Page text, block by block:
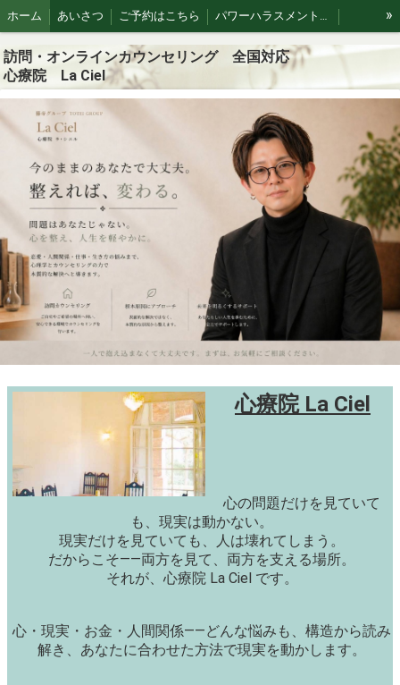
ホーム あいさつ ご予約はこちら パワーハラスメントや職場トラブル
精神疾患について カウンセラー紹介
注目情報 フローカウンセリング
»
訪問・オンラインカウンセリング 全国対応
心療院 La Ciel
心療院 La Ciel
心の問題だけを見ていて
も、現実は動かない。
現実だけを見ていても、人は壊れてしまう。
だからこそ——両方を見て、両方を支える場所。
それが、心療院 La Ciel です。
心・現実・お金・人間関係——どんな悩みも、構造から読み
解き、あなたに合わせた方法で現実を動かします。